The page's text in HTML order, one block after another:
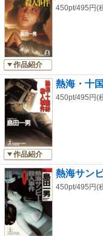
作品紹介
450pt/495円(
作品紹介
熱海・十
450pt/495円(
熱海サン
450pt/495円(